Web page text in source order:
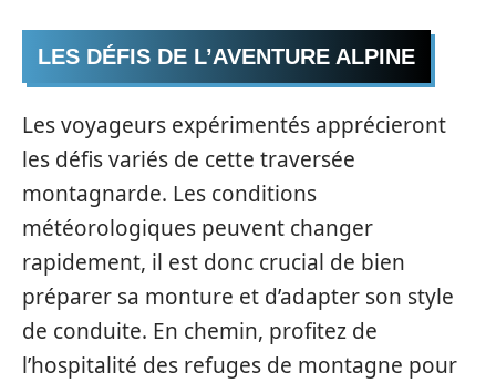
LES DÉFIS DE L’AVENTURE ALPINE
Les voyageurs expérimentés apprécieront
les défis variés de cette traversée
montagnarde. Les conditions
météorologiques peuvent changer
rapidement, il est donc crucial de bien
préparer sa monture et d’adapter son style
de conduite. En chemin, profitez de
l’hospitalité des refuges de montagne pour